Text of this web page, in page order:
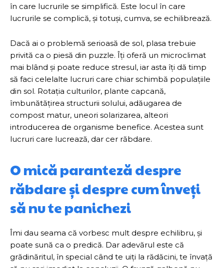
în care lucrurile se simplifică. Este locul în care
lucrurile se complică, și totuși, cumva, se echilibrează.
Dacă ai o problemă serioasă de sol, plasa trebuie
privită ca o piesă din puzzle. Îți oferă un microclimat
mai blând și poate reduce stresul, iar asta îți dă timp
să faci celelalte lucruri care chiar schimbă populațiile
din sol. Rotația culturilor, plante capcană,
îmbunătățirea structurii solului, adăugarea de
compost matur, uneori solarizarea, alteori
introducerea de organisme benefice. Acestea sunt
lucruri care lucrează, dar cer răbdare.
O mică paranteză despre
răbdare și despre cum înveți
să nu te panichezi
Îmi dau seama că vorbesc mult despre echilibru, și
poate sună ca o predică. Dar adevărul este că
grădinăritul, în special când te uiți la rădăcini, te învață